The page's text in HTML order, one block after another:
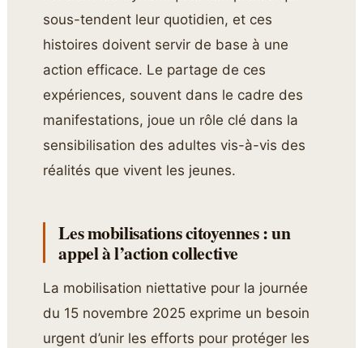
sous-tendent leur quotidien, et ces
histoires doivent servir de base à une
action efficace. Le partage de ces
expériences, souvent dans le cadre des
manifestations, joue un rôle clé dans la
sensibilisation des adultes vis-à-vis des
réalités que vivent les jeunes.
Les mobilisations citoyennes : un
appel à l’action collective
La mobilisation niettative pour la journée
du 15 novembre 2025 exprime un besoin
urgent d’unir les efforts pour protéger les